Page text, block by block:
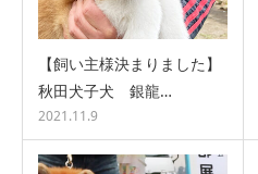
【飼い主様決まりました】
秋田犬子犬 銀龍…
2021.11.9